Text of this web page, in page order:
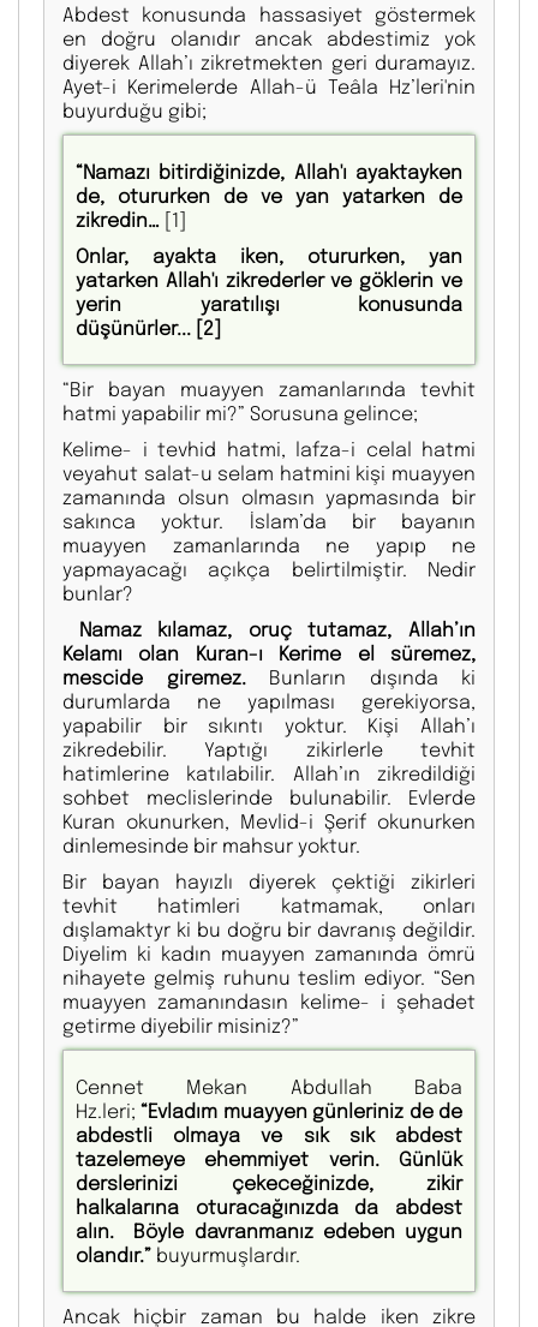
Abdest konusunda hassasiyet göstermek
en doğru olanıdır ancak abdestimiz yok
diyerek Allah’ı zikretmekten geri duramayız.
Ayet-i Kerimelerde Allah-ü Teâla Hz’leri'nin
buyurduğu gibi;
“Namazı bitirdiğinizde, Allah'ı ayaktayken
de, otururken de ve yan yatarken de
zikredin… [1]
Onlar, ayakta iken, otururken, yan
yatarken Allah'ı zikrederler ve göklerin ve
yerin yaratılışı konusunda
düşünürler... [2]
“Bir bayan muayyen zamanlarında tevhit
hatmi yapabilir mi?” Sorusuna gelince;
Kelime- i tevhid hatmi, lafza-i celal hatmi
veyahut salat-u selam hatmini kişi muayyen
zamanında olsun olmasın yapmasında bir
sakınca yoktur. İslam’da bir bayanın
muayyen zamanlarında ne yapıp ne
yapmayacağı açıkça belirtilmiştir. Nedir
bunlar?
Namaz kılamaz, oruç tutamaz, Allah’ın
Kelamı olan Kuran-ı Kerime el süremez,
mescide giremez. Bunların dışında ki
durumlarda ne yapılması gerekiyorsa,
yapabilir bir sıkıntı yoktur. Kişi Allah’ı
zikredebilir. Yaptığı zikirlerle tevhit
hatimlerine katılabilir. Allah’ın zikredildiği
sohbet meclislerinde bulunabilir. Evlerde
Kuran okunurken, Mevlid-i Şerif okunurken
dinlemesinde bir mahsur yoktur.
Bir bayan hayızlı diyerek çektiği zikirleri
tevhit hatimleri katmamak, onları
dışlamaktyr ki bu doğru bir davranış değildir.
Diyelim ki kadın muayyen zamanında ömrü
nihayete gelmiş ruhunu teslim ediyor. “Sen
muayyen zamanındasın kelime- i şehadet
getirme diyebilir misiniz?”
Cennet Mekan Abdullah Baba
Hz.leri;“Evladım muayyen günleriniz de de
abdestli olmaya ve sık sık abdest
tazelemeye ehemmiyet verin. Günlük
derslerinizi çekeceğinizde, zikir
halkalarına oturacağınızda da abdest
alın. Böyle davranmanız edeben uygun
olandır.” buyurmuşlardır.
Ancak hiçbir zaman bu halde iken zikre